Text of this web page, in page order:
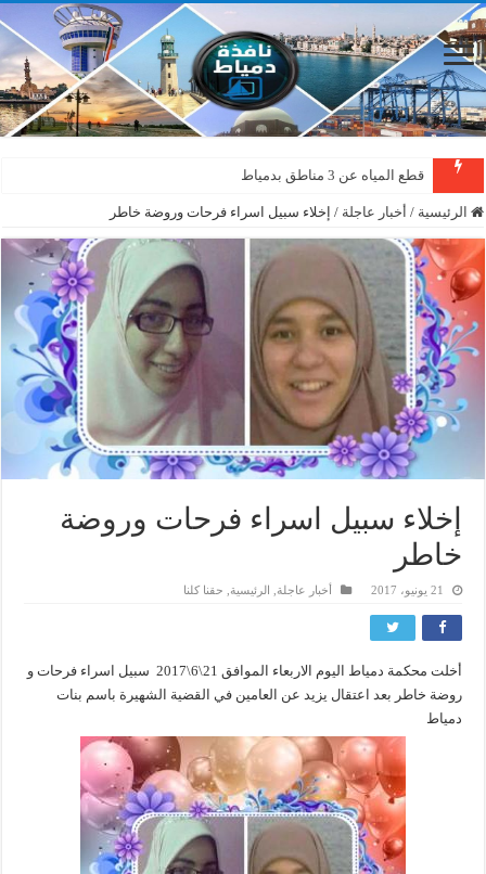
قطع المياه عن 3 مناطق بدمياط
الرئيسية / أخبار عاجلة / إخلاء سبيل اسراء فرحات وروضة خاطر
إخلاء سبيل اسراء فرحات وروضة
خاطر
21 يونيو، 2017 أخبار عاجلة الرئيسية حقنا كلنا
أخلت محكمة دمياط اليوم الاربعاء الموافق 21\6\2017 سبيل اسراء فرحات و
روضة خاطر بعد اعتقال يزيد عن العامين في القضية الشهيرة باسم بنات
دمياط